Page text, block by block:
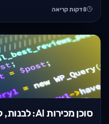
8דקות קריאה
סוכן מכירות AI: לבנות, לקנות או לשכור מומחה?